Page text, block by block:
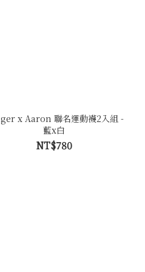
x Aaron 聯名運動襪2入組 -
藍x白
NT$780